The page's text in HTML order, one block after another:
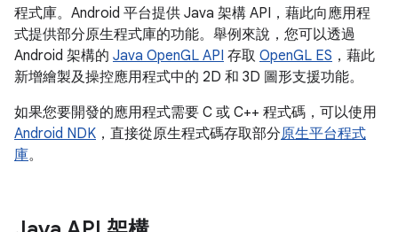
程式庫。Android 平台提供 Java 架構 API，藉此向應用程
式提供部分原生程式庫的功能。舉例來說，您可以透過
Android 架構的 Java OpenGL API 存取 OpenGL ES ，藉此
新增繪製及操控應用程式中的 2D 和 3D 圖形支援功能。
如果您要開發的應用程式需要 C 或 C++ 程式碼，可以使用
Android NDK ，直接從原生程式碼存取部分原生平台程式
庫。